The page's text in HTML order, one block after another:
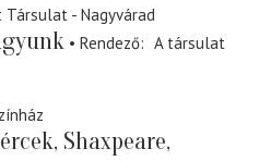
- Nagyvárad
Rendező
A társulat
Shaxpeare,